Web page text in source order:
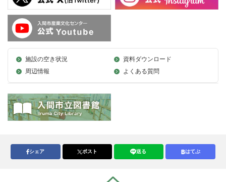
施設の空き状況
資料ダウンロード
周辺情報
よくある質問
シェア ポスト 送る はてぶ